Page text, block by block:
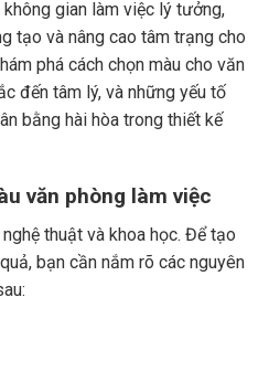
gian làm việc lý tưởng,
tạo và nâng cao tâm trạng cho
phá cách chọn màu cho văn
đến tâm lý, và những yếu tố
bằng hài hòa trong thiết kế
văn phòng làm việc
thuật và khoa học. Để tạo
bạn cần nắm rõ các nguyên